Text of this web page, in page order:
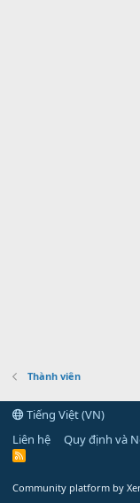
Thành viên
Tiếng Việt (VN)
Liên hệ
Quy định và
R
Community platform by